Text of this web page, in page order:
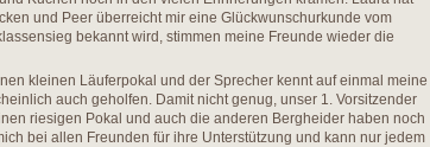
und Peer überreicht mir eine Glückwunschurkunde vom
bekannt wird, stimmen meine Freunde wieder die
kleinen Läuferpokal und der Sprecher kennt auf einmal meine
auch geholfen. Damit nicht genug, unser 1. Vorsitzender
riesigen Pokal und auch die anderen Bergheider haben noch
bei allen Freunden für ihre Unterstützung und kann nur jedem